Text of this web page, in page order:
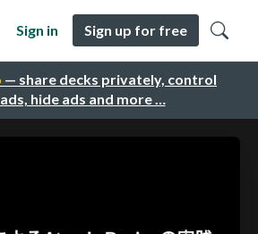
— share decks privately, control
hide ads and more …
Sign in Sign up for free